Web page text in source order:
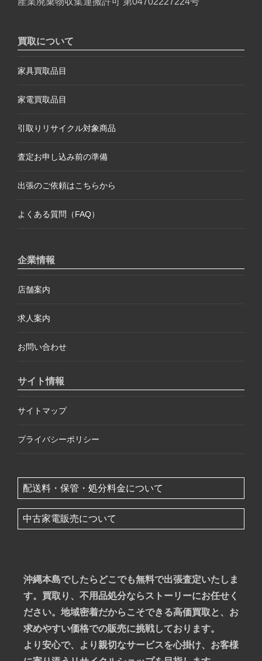
買取について
家具買取品目
家電買取品目
引取りリサイクル対象商品
査定お申し込み前の準備
出張のご依頼はこちらから
よくある質問（FAQ）
企業情報
店舗案内
求人案内
お問い合わせ
サイト情報
サイトマップ
プライバシーポリシー
配送料・保管・処分料金について
中古家電販売について
沖縄本島でしたらどこでも無料で出張査定いたしま
す。買取り、不用品処分ならストーリーにお任せく
ださい。地域密着だからこそできる高価買取と、お
求めやすい価格での販売に挑戦しております。
より安心で、より親切なサービスを心掛け、お客様